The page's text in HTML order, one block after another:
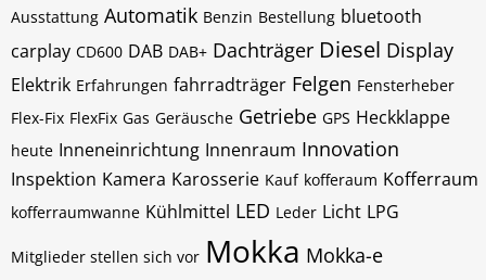
Ausstattung Automatik Benzin Bestellung bluetooth
carplay CD600 DAB DAB+ Dachträger Diesel Display
Elektrik Erfahrungen fahrradträger Felgen Fensterheber
Flex-Fix FlexFix Gas Geräusche Getriebe GPS Heckklappe
heute Inneneinrichtung Innenraum Innovation
Inspektion Kamera Karosserie Kauf kofferaum Kofferraum
kofferraumwanne Kühlmittel LED Leder Licht LPG
Mitglieder stellen sich vor Mokka Mokka-e